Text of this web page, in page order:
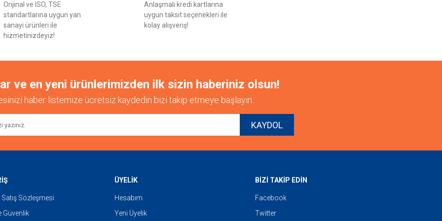
Gönder
Orijinal ve ISO, TSE
standartlarına uygun yan
sanayi ürünleri ile
hizmetinizdeyiz!
Anlaşmalı kredi kartlarına
uygun taksit seçenekleri ile
kolay alışveriş!
ve en yeni ürünlerimizden ilk sizin haberiniz olsun!
haber listemize ücretsiz kaydedin bizi takip etmeye başlayın.
KAYDOL
Sözleşmesi
Güvenlik
ÜYELİK
Hesabım
Yeni Üyelik
BİZİ TAKİP EDİN
Facebook
Twitter